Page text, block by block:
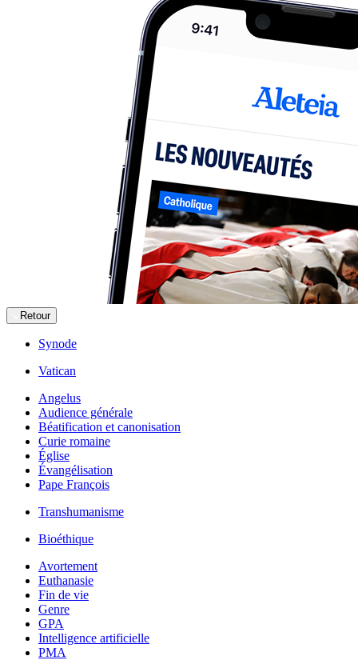
Retour
Synode
Vatican
Angelus
Audience générale
Béatification et canonisation
Curie romaine
Église
Évangélisation
Pape François
Transhumanisme
Bioéthique
Avortement
Euthanasie
Fin de vie
Genre
GPA
Intelligence artificielle
PMA